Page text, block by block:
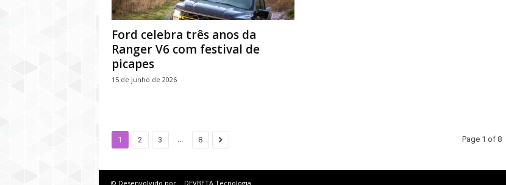
Ford celebra três anos da
Ranger V6 com festival de
picapes
15 de junho de 2026
1 2 3 ... 8 Page 1 of 8
© Desenvolvido por DEVBETA Tecnologia